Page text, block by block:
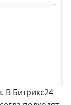
В Битрикс24